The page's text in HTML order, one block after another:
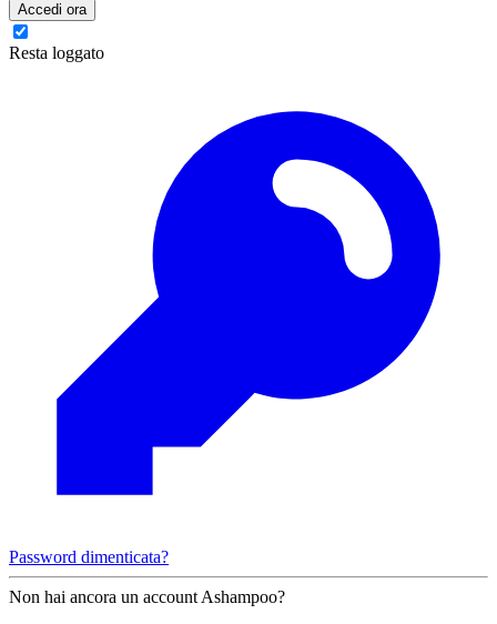
Accedi ora
Resta loggato
Password dimenticata?
Non hai ancora un account Ashampoo?